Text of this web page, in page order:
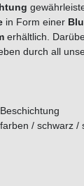
in Form einer
erhältlich.
durch all
/ schwarz /